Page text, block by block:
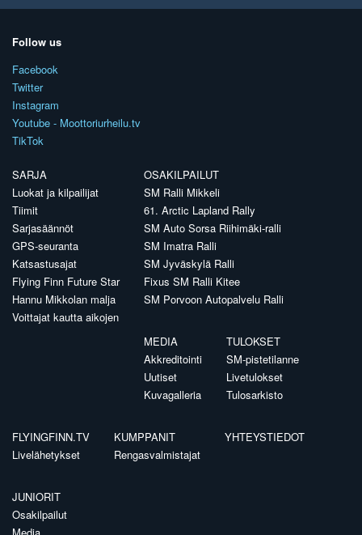
Follow us
Facebook
Twitter
Instagram
Youtube - Moottoriurheilu.tv
TikTok
SARJA
Luokat ja kilpailijat
Tiimit
Sarjasäännöt
GPS-seuranta
Katsastusajat
Flying Finn Future Star
Hannu Mikkolan malja
Voittajat kautta aikojen
OSAKILPAILUT
SM Ralli Mikkeli
61. Arctic Lapland Rally
SM Auto Sorsa Riihimäki-ralli
SM Imatra Ralli
SM Jyväskylä Ralli
Fixus SM Ralli Kitee
SM Porvoon Autopalvelu Ralli
MEDIA
Akkreditointi
Uutiset
Kuvagalleria
TULOKSET
SM-pistetilanne
Livetulokset
Tulosarkisto
FLYINGFINN.TV
Livelähetykset
KUMPPANIT
Rengasvalmistajat
YHTEYSTIEDOT
JUNIORIT
Osakilpailut
Media